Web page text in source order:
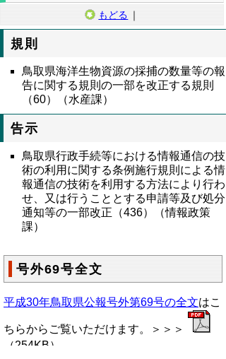
もどる ｜
規則
鳥取県海洋生物資源の採捕の数量等の報
告に関する規則の一部を改正する規則
（60）（水産課）
告示
鳥取県行政手続等における情報通信の技
術の利用に関する条例施行規則による情
報通信の技術を利用する方法により行わ
せ、又は行うこととする申請等及び処分
通知等の一部改正（436）（情報政策
課）
号外69号全文
平成30年鳥取県公報号外第69号の全文はこ
ちらからご覧いただけます。＞＞＞
（254KB）